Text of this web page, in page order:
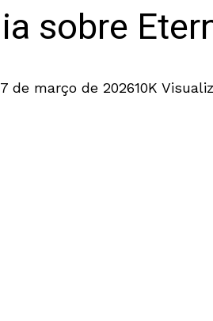
sobre
de março de 202610K